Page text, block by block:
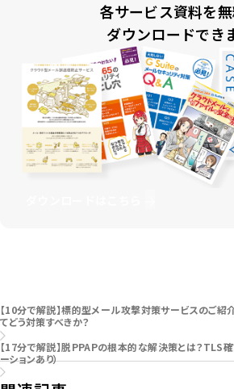
各サービス資料を
ダウンロードでき
【10分で解説】標的型メール攻撃対策サービスのご
てどう対策すべきか？
【17分で解説】脱PPAPの根本的な解決策とは？TLS
ーションあり）